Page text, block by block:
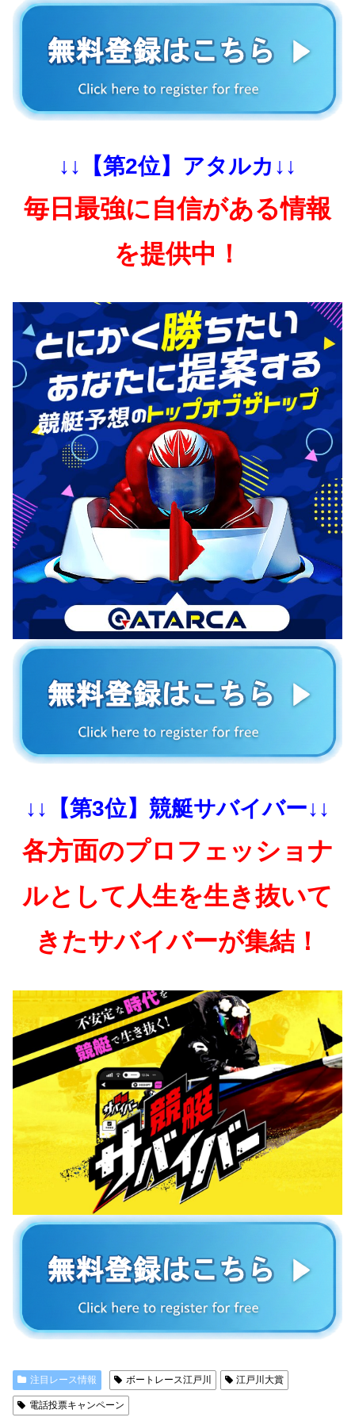
↓↓【第2位】アタルカ↓↓
毎日最強に自信がある情報
を提供中！
↓↓【第3位】競艇サバイバー↓↓
各方面のプロフェッショナ
ルとして人生を生き抜いて
きたサバイバーが集結！
注目レース情報 ボートレース江戸川 江戸川大賞
電話投票キャンペーン